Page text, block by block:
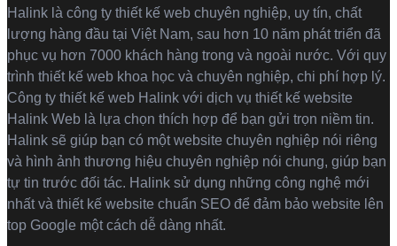
Halink là công ty thiết kế web chuyên nghiệp, uy tín, chất
lượng hàng đầu tại Việt Nam, sau hơn 10 năm phát triển đã
phục vụ hơn 7000 khách hàng trong và ngoài nước. Với quy
trình thiết kế web khoa học và chuyên nghiệp, chi phí hợp lý.
Công ty thiết kế web Halink với dịch vụ thiết kế website
Halink Web là lựa chọn thích hợp để bạn gửi trọn niềm tin.
Halink sẽ giúp bạn có một website chuyên nghiệp nói riêng
và hình ảnh thương hiệu chuyên nghiệp nói chung, giúp bạn
tự tin trước đối tác. Halink sử dụng những công nghệ mới
nhất và thiết kế website chuẩn SEO để đảm bảo website lên
top Google một cách dễ dàng nhất.